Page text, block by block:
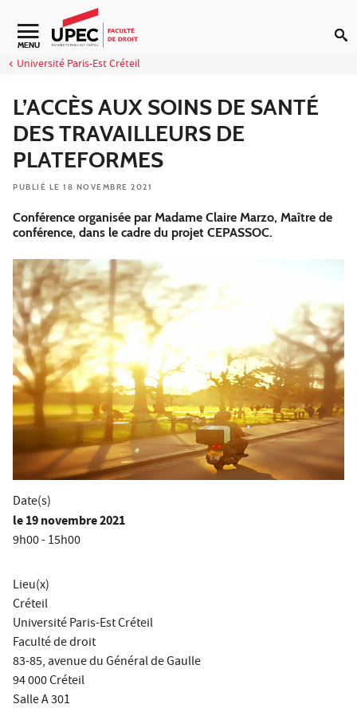
Aller au contenu
Navigation secondaire
MENU
Université Paris-Est Créteil
L’ACCÈS AUX SOINS DE SANTÉ
DES TRAVAILLEURS DE
PLATEFORMES
PUBLIÉ LE 18 NOVEMBRE 2021
Conférence organisée par Madame Claire Marzo, Maître de
conférence, dans le cadre du projet CEPASSOC.
Date(s)
le19 novembre 2021
9h00 - 15h00
Lieu(x)
Créteil
Université Paris-Est Créteil
Faculté de droit
83-85, avenue du Général de Gaulle
94 000 Créteil
Salle A 301